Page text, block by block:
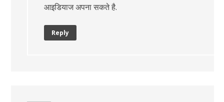
आइडियाज अपना सकते है.
Reply